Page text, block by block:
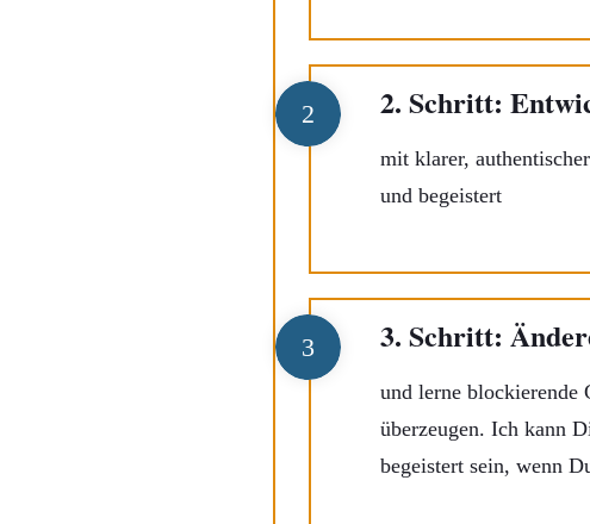
2 2. Schritt:
mit klarer,
und begeistert
3 3. Schritt:
und lerne blockierende
überzeugen. Ich kann
begeistert sein, wenn